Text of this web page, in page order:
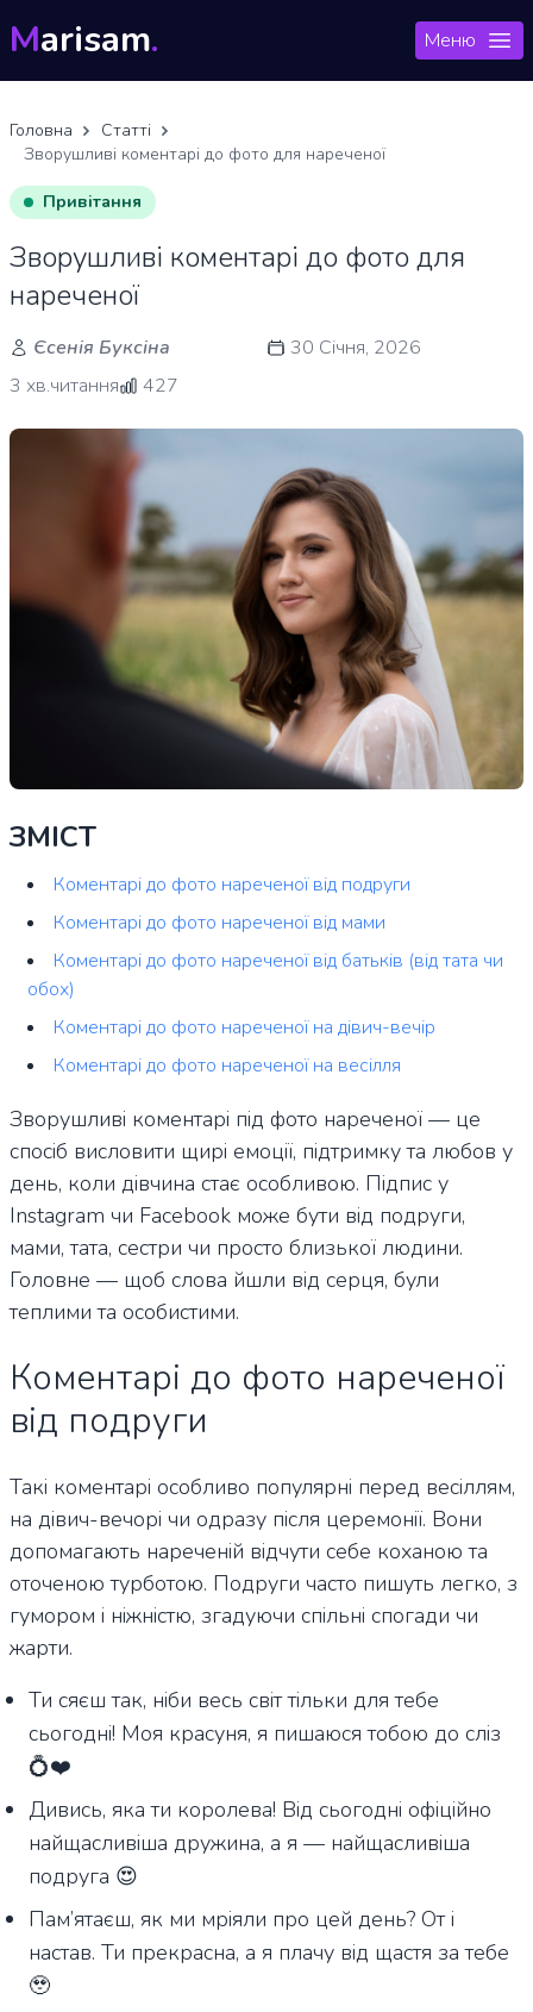
Marisam. Меню
Головна
Статті
Зворушливі коментарі до фото для нареченої
Привітання
Зворушливі коментарі до фото для
нареченої
Єсенія Буксіна
30 Січня, 2026
3 хв.читання
427
ЗМІСТ
Коментарі до фото нареченої від подруги
Коментарі до фото нареченої від мами
Коментарі до фото нареченої від батьків (від тата чи
обох)
Коментарі до фото нареченої на дівич-вечір
Коментарі до фото нареченої на весілля
Зворушливі коментарі під фото нареченої — це
спосіб висловити щирі емоції, підтримку та любов у
день, коли дівчина стає особливою. Підпис у
Instagram чи Facebook може бути від подруги,
мами, тата, сестри чи просто близької людини.
Головне — щоб слова йшли від серця, були
теплими та особистими.
Коментарі до фото нареченої
від подруги
Такі коментарі особливо популярні перед весіллям,
на дівич-вечорі чи одразу після церемонії. Вони
допомагають нареченій відчути себе коханою та
оточеною турботою. Подруги часто пишуть легко, з
гумором і ніжністю, згадуючи спільні спогади чи
жарти.
Ти сяєш так, ніби весь світ тільки для тебе
сьогодні! Моя красуня, я пишаюся тобою до сліз
💍❤️
Дивись, яка ти королева! Від сьогодні офіційно
найщасливіша дружина, а я — найщасливіша
подруга 😍
Пам’ятаєш, як ми мріяли про цей день? От і
настав. Ти прекрасна, а я плачу від щастя за тебе
🥹